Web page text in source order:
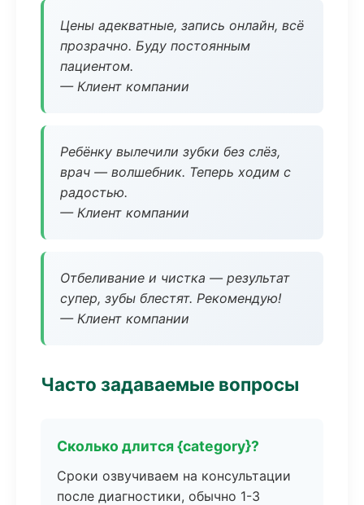
Цены адекватные, запись онлайн, всё
прозрачно. Буду постоянным
пациентом.
— Клиент компании
Ребёнку вылечили зубки без слёз,
врач — волшебник. Теперь ходим с
радостью.
— Клиент компании
Отбеливание и чистка — результат
супер, зубы блестят. Рекомендую!
— Клиент компании
Часто задаваемые вопросы
Сколько длится {category}?
Сроки озвучиваем на консультации
после диагностики, обычно 1-3